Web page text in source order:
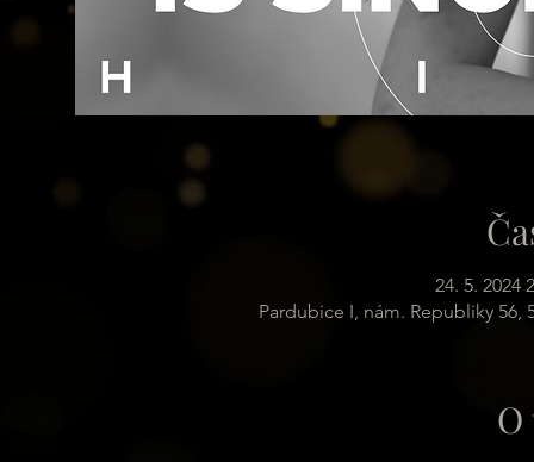
24. 5. 2024
Pardubice I, nám. Republiky 56,